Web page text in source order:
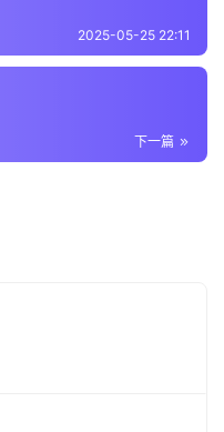
2025-05-25 22:11
下一篇